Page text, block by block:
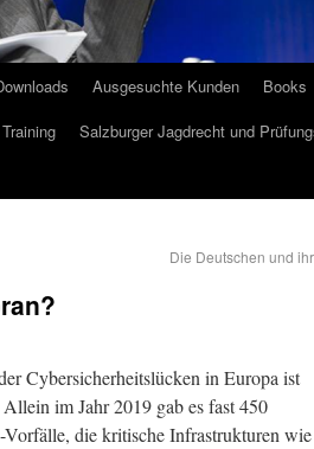
Ausgesuchte Kunden Books
Salzburger Jagdrecht und
Die Deutschen und
Cybersicherheitslücken in Europa ist
im Jahr 2019 gab es fast 450
Vorfälle, die kritische Infrastrukturen wie